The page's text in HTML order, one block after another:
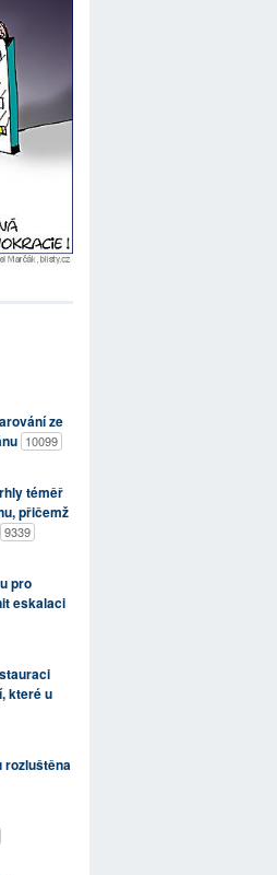
ze
10099
téměř
přičemž
9339
pro
eskalaci
které u
rozluštěna